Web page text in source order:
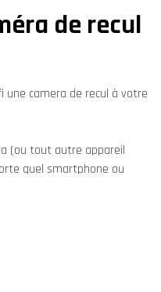
de recul
camera de recul à votre
(ou tout autre appareil
quel smartphone ou